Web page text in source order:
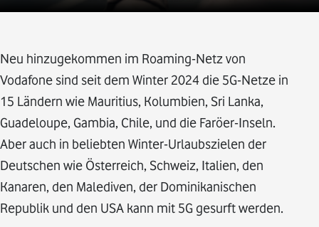
Neu hinzugekommen im Roaming-Netz von
Vodafone sind seit dem Winter 2024 die 5G-Netze in
15 Ländern wie Mauritius, Kolumbien, Sri Lanka,
Guadeloupe, Gambia, Chile, und die Faröer-Inseln.
Aber auch in beliebten Winter-Urlaubszielen der
Deutschen wie Österreich, Schweiz, Italien, den
Kanaren, den Malediven, der Dominikanischen
Republik und den USA kann mit 5G gesurft werden.